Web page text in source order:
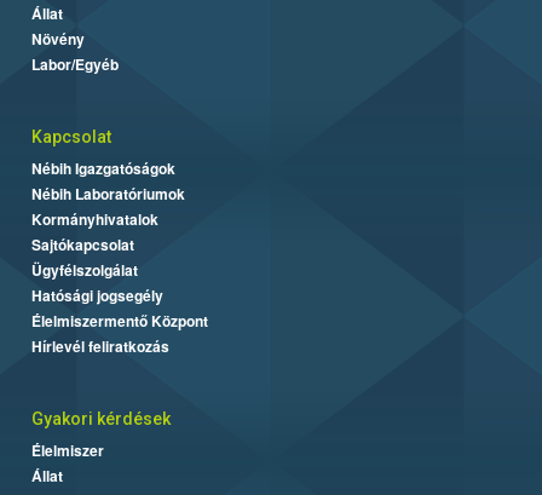
Állat
Növény
Labor/Egyéb
Kapcsolat
Nébih Igazgatóságok
Nébih Laboratóriumok
Kormányhivatalok
Sajtókapcsolat
Ügyfélszolgálat
Hatósági jogsegély
Élelmiszermentő Központ
Hírlevél feliratkozás
Gyakori kérdések
Élelmiszer
Állat